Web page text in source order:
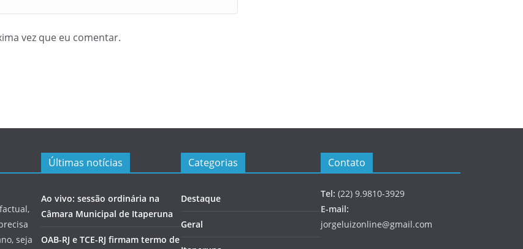
vez que eu comentar.
seja
Últimas notícias
Ao vivo: sessão ordinária na
Câmara Municipal de Itaperuna
OAB-RJ e TCE-RJ firmam termo de
Categorias
Destaque
Geral
Contato
Tel: (22) 9.9810-3929
E-mail:
jorgeluizonline@gmail.com